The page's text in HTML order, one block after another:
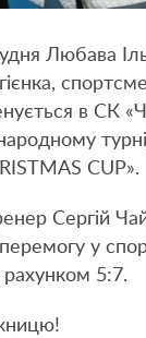
Любава
в СК
CUP».
Сергій
у
рахунком 5:7.